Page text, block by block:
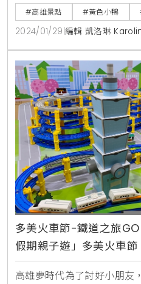
高雄愛河灣及16-18號碼頭登
黃色小鴨（Rubber Duck）
長陳其邁及荷蘭藝術家霍
任領航員，搭乘遊艇共同迎
#高雄景點 #黃色小鴨
2024/01/29 編輯 凱洛琳
多美火車節-鐵道之旅
假期親子遊」多美火車
時代3F蛋型空間、盛大
高雄夢時代為了討好小朋友